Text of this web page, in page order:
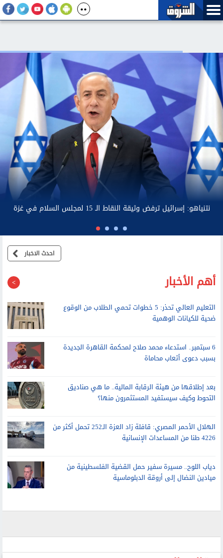
أسعار الدواجن.. مكسب للمستهلكين وضغط على أصحاب المزارع
احدث الاخبار
أهم الأخبار
التعليم العالي تحذر: 5 خطوات تحمي الطلاب من الوقوع
ضحية للكيانات الوهمية
6 سبتمبر.. استدعاء محمد صلاح لمحكمة القاهرة الجديدة
بسبب دعوى أتعاب محاماة
بعد إطلاقها من هيئة الرقابة المالية.. ما هي صناديق
التحوط وكيف سيستفيد المستثمرون منها؟
الهلال الأحمر المصري: قافلة زاد العزة الـ252 تحمل أكثر من
4226 طنا من المساعدات الإنسانية
دياب اللوح.. مسيرة سفير حمل القضية الفلسطينية من
ميادين النضال إلى أروقة الدبلوماسية